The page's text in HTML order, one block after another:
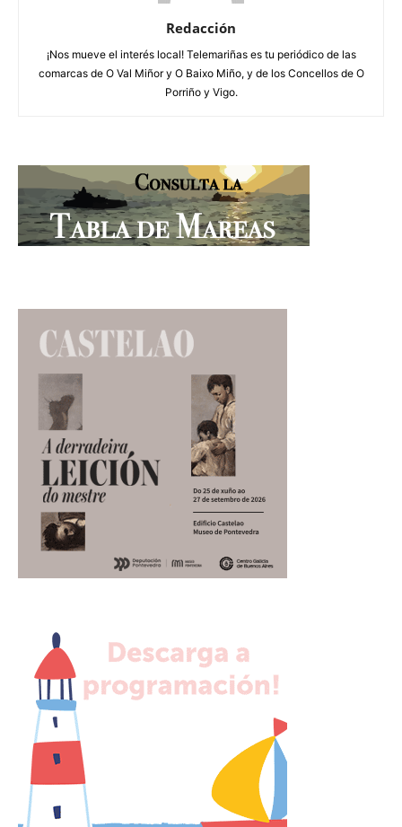
Redacción
¡Nos mueve el interés local! Telemariñas es tu periódico de las
comarcas de O Val Miñor y O Baixo Miño, y de los Concellos de O
Porriño y Vigo.